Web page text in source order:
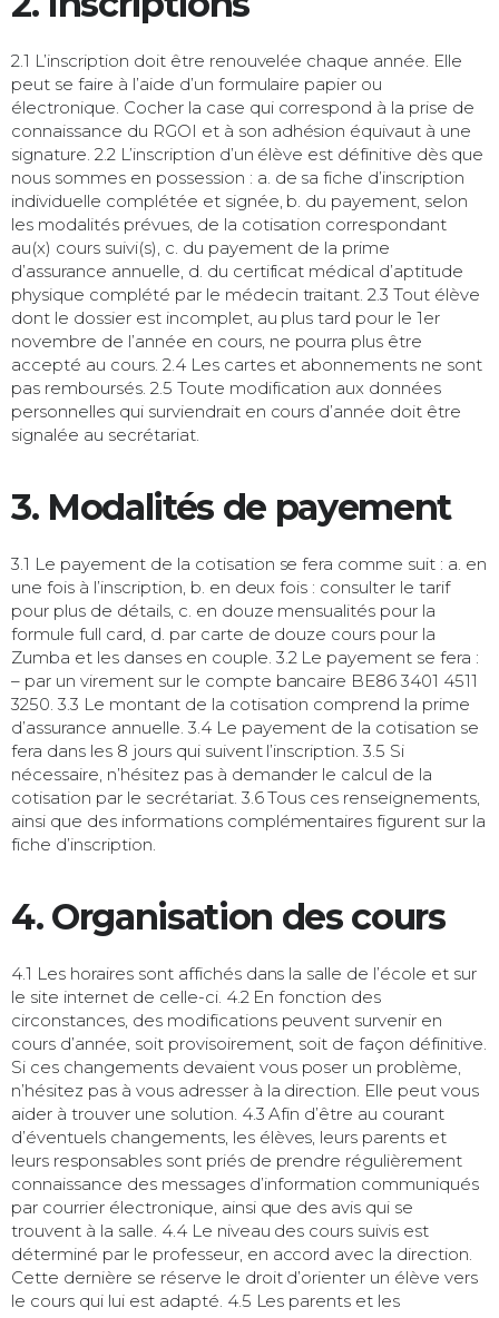
2.1 L’inscription doit être renouvelée chaque année. Elle
peut se faire à l’aide d’un formulaire papier ou
électronique. Cocher la case qui correspond à la prise de
connaissance du RGOI et à son adhésion équivaut à une
signature. 2.2 L’inscription d’un élève est définitive dès que
nous sommes en possession : a. de sa fiche d’inscription
individuelle complétée et signée, b. du payement, selon
les modalités prévues, de la cotisation correspondant
au(x) cours suivi(s), c. du payement de la prime
d’assurance annuelle, d. du certificat médical d’aptitude
physique complété par le médecin traitant. 2.3 Tout élève
dont le dossier est incomplet, au plus tard pour le 1er
novembre de l’année en cours, ne pourra plus être
accepté au cours. 2.4 Les cartes et abonnements ne sont
pas remboursés. 2.5 Toute modification aux données
personnelles qui surviendrait en cours d’année doit être
signalée au secrétariat.
3. Modalités de payement
3.1 Le payement de la cotisation se fera comme suit : a. en
une fois à l’inscription, b. en deux fois : consulter le tarif
pour plus de détails, c. en douze mensualités pour la
formule full card, d. par carte de douze cours pour la
Zumba et les danses en couple. 3.2 Le payement se fera :
– par un virement sur le compte bancaire BE86 3401 4511
3250. 3.3 Le montant de la cotisation comprend la prime
d’assurance annuelle. 3.4 Le payement de la cotisation se
fera dans les 8 jours qui suivent l’inscription. 3.5 Si
nécessaire, n’hésitez pas à demander le calcul de la
cotisation par le secrétariat. 3.6 Tous ces renseignements,
ainsi que des informations complémentaires figurent sur la
fiche d’inscription.
4. Organisation des cours
4.1 Les horaires sont affichés dans la salle de l’école et sur
le site internet de celle-ci. 4.2 En fonction des
circonstances, des modifications peuvent survenir en
cours d’année, soit provisoirement, soit de façon définitive.
Si ces changements devaient vous poser un problème,
n’hésitez pas à vous adresser à la direction. Elle peut vous
aider à trouver une solution. 4.3 Afin d’être au courant
d’éventuels changements, les élèves, leurs parents et
leurs responsables sont priés de prendre régulièrement
connaissance des messages d’information communiqués
par courrier électronique, ainsi que des avis qui se
trouvent à la salle. 4.4 Le niveau des cours suivis est
déterminé par le professeur, en accord avec la direction.
Cette dernière se réserve le droit d’orienter un élève vers
le cours qui lui est adapté. 4.5 Les parents et les